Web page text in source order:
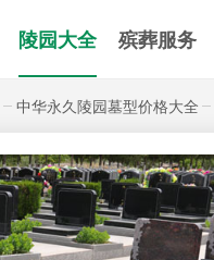
陵园大全 殡葬服务
中华永久陵园墓型价格大全